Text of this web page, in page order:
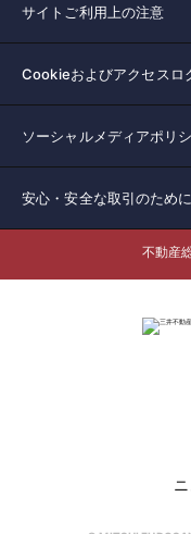
サイトご利用上の注意
Cookieおよびアクセスロ
ソーシャルメディアポリ
安心・安全な取引のために
不動産